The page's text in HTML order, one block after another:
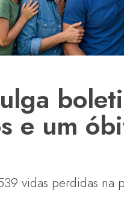
e um
vidas perdidas na